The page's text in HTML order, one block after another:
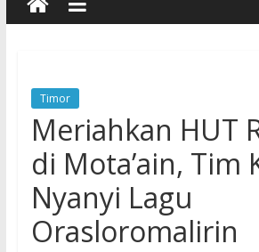
Timor
Meriahkan HUT
di Mota’ain, Tim
Nyanyi Lagu
Orasloromalirin